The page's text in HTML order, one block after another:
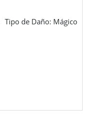
Tipo de Daño: Mágico